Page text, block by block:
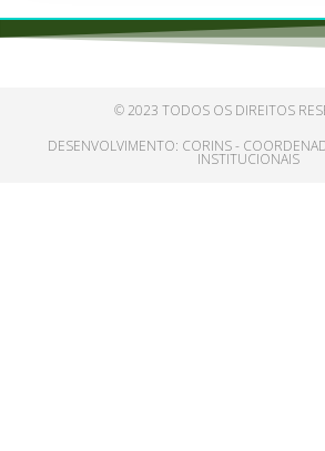
© 2023 TODOS OS DIREITOS
DESENVOLVIMENTO: CORINS -
INSTITUCIONAIS